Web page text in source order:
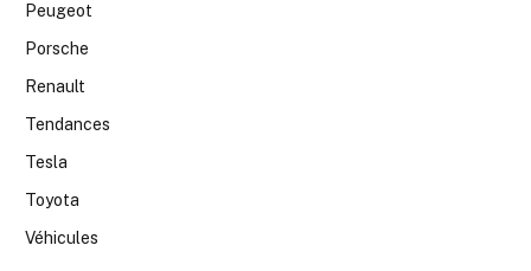
Peugeot
Porsche
Renault
Tendances
Tesla
Toyota
Véhicules